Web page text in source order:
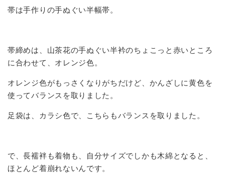
帯は手作りの手ぬぐい半幅帯。
帯締めは、山茶花の手ぬぐい半衿のちょこっと赤いところ
に合わせて、オレンジ色。
オレンジ色がもっさくなりがちだけど、かんざしに黄色を
使ってバランスを取りました。
足袋は、カラシ色で、こちらもバランスを取りました。
で、長襦袢も着物も、自分サイズでしかも木綿となると、
ほとんど着崩れないんです。